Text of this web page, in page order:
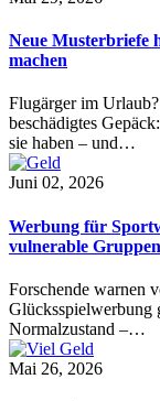
Neue Musterbriefe
machen
Flugärger im
beschädigtes
sie haben – und…
Juni 02, 2026
Werbung für
vulnerable Gruppen
Forschende warnen
Glücksspielwerbung
Normalzustand –…
Mai 26, 2026